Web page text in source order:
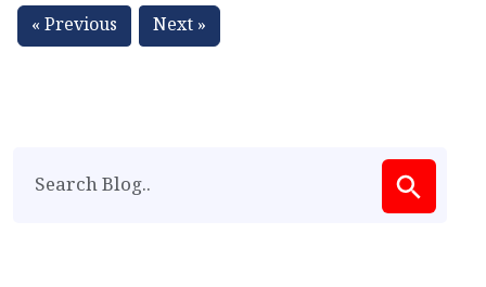
« Previous Next »